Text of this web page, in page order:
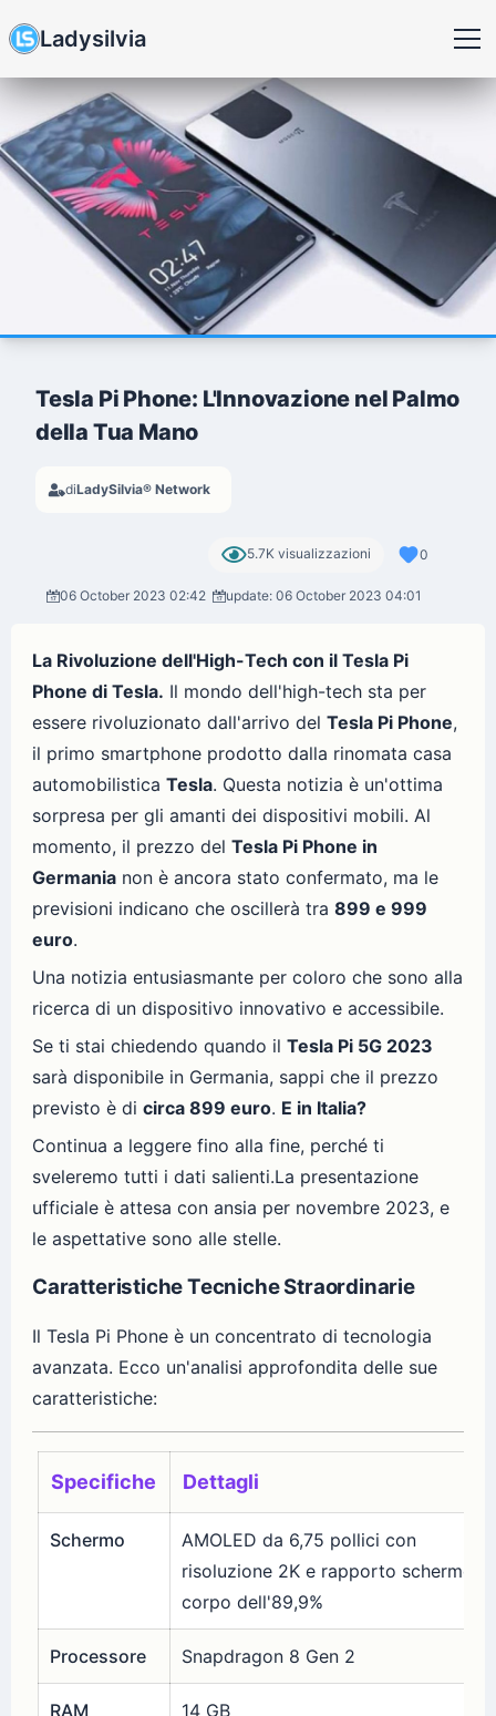
Ladysilvia
Tesla Pi Phone: L'Innovazione nel Palmo
della Tua Mano
diLadySilvia® Network
5.7K visualizzazioni 0
06 October 2023 02:42 update: 06 October 2023 04:01
La Rivoluzione dell'High-Tech con il Tesla Pi
Phone di Tesla. Il mondo dell'high-tech sta per
essere rivoluzionato dall'arrivo del Tesla Pi Phone,
il primo smartphone prodotto dalla rinomata casa
automobilistica Tesla. Questa notizia è un'ottima
sorpresa per gli amanti dei dispositivi mobili. Al
momento, il prezzo del Tesla Pi Phone in
Germania non è ancora stato confermato, ma le
previsioni indicano che oscillerà tra 899 e 999
euro.
Una notizia entusiasmante per coloro che sono alla
ricerca di un dispositivo innovativo e accessibile.
Se ti stai chiedendo quando il Tesla Pi 5G 2023
sarà disponibile in Germania, sappi che il prezzo
previsto è di circa 899 euro. E in Italia?
Continua a leggere fino alla fine, perché ti
sveleremo tutti i dati salienti.La presentazione
ufficiale è attesa con ansia per novembre 2023, e
le aspettative sono alle stelle.
Caratteristiche Tecniche Straordinarie
Il Tesla Pi Phone è un concentrato di tecnologia
avanzata. Ecco un'analisi approfondita delle sue
caratteristiche:
Specifiche Dettagli
Schermo
AMOLED da 6,75 pollici con
risoluzione 2K e rapporto schermo-
corpo dell'89,9%
Processore Snapdragon 8 Gen 2
RAM 14 GB